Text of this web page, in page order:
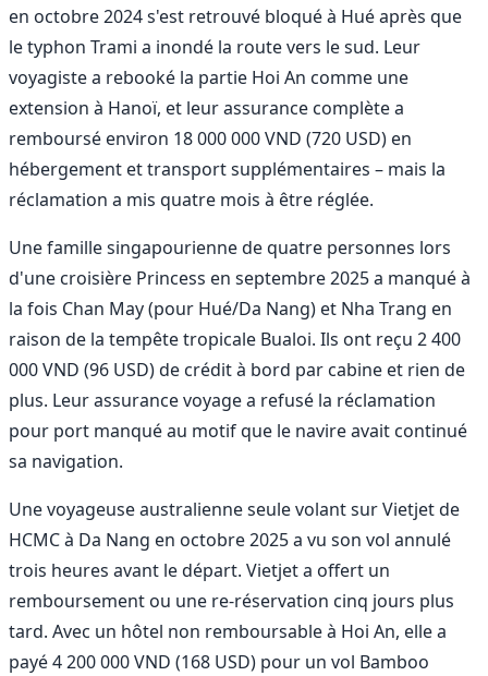
en octobre 2024 s'est retrouvé bloqué à Hué après que
le typhon Trami a inondé la route vers le sud. Leur
voyagiste a rebooké la partie Hoi An comme une
extension à Hanoï, et leur assurance complète a
remboursé environ 18 000 000 VND (720 USD) en
hébergement et transport supplémentaires – mais la
réclamation a mis quatre mois à être réglée.
Une famille singapourienne de quatre personnes lors
d'une croisière Princess en septembre 2025 a manqué à
la fois Chan May (pour Hué/Da Nang) et Nha Trang en
raison de la tempête tropicale Bualoi. Ils ont reçu 2 400
000 VND (96 USD) de crédit à bord par cabine et rien de
plus. Leur assurance voyage a refusé la réclamation
pour port manqué au motif que le navire avait continué
sa navigation.
Une voyageuse australienne seule volant sur Vietjet de
HCMC à Da Nang en octobre 2025 a vu son vol annulé
trois heures avant le départ. Vietjet a offert un
remboursement ou une re-réservation cinq jours plus
tard. Avec un hôtel non remboursable à Hoi An, elle a
payé 4 200 000 VND (168 USD) pour un vol Bamboo